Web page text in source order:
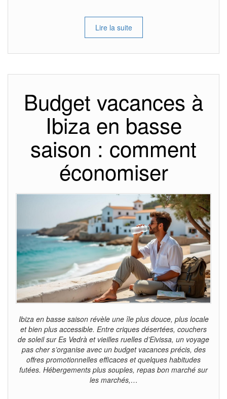
Lire la suite
Budget vacances à
Ibiza en basse
saison : comment
économiser
Ibiza en basse saison révèle une île plus douce, plus locale
et bien plus accessible. Entre criques désertées, couchers
de soleil sur Es Vedrà et vieilles ruelles d’Eivissa, un voyage
pas cher s’organise avec un budget vacances précis, des
offres promotionnelles efficaces et quelques habitudes
futées. Hébergements plus souples, repas bon marché sur
les marchés,…